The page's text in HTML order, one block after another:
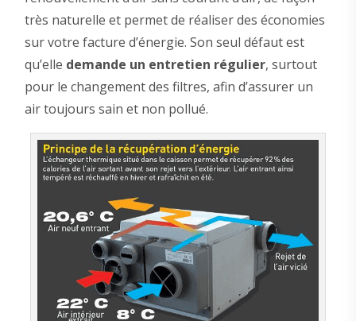
très naturelle et permet de réaliser des économies
sur votre facture d’énergie. Son seul défaut est
qu’elle demande un entretien régulier, surtout
pour le changement des filtres, afin d’assurer un
air toujours sain et non pollué.